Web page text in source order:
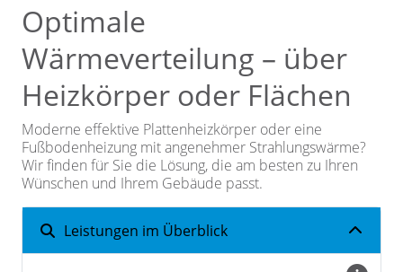
Optimale
Wärmeverteilung – über
Heizkörper oder Flächen
Moderne effektive Plattenheizkörper oder eine
Fußbodenheizung mit angenehmer Strahlungswärme?
Wir finden für Sie die Lösung, die am besten zu Ihren
Wünschen und Ihrem Gebäude passt.
Leistungen im Überblick